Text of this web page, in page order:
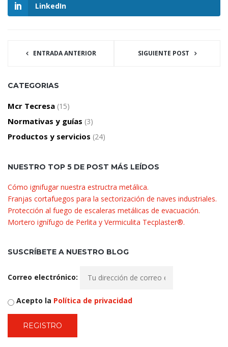
LinkedIn
ENTRADA ANTERIOR SIGUIENTE POST
CATEGORIAS
Mcr Tecresa (15)
Normativas y guías (3)
Productos y servicios (24)
NUESTRO TOP 5 DE POST MÁS LEÍDOS
Cómo ignifugar nuestra estructra metálica.
Franjas cortafuegos para la sectorización de naves industriales.
Protección al fuego de escaleras metálicas de evacuación.
Mortero ignífugo de Perlita y Vermiculita Tecplaster®.
SUSCRÍBETE A NUESTRO BLOG
Correo electrónico:
Acepto la Política de privacidad